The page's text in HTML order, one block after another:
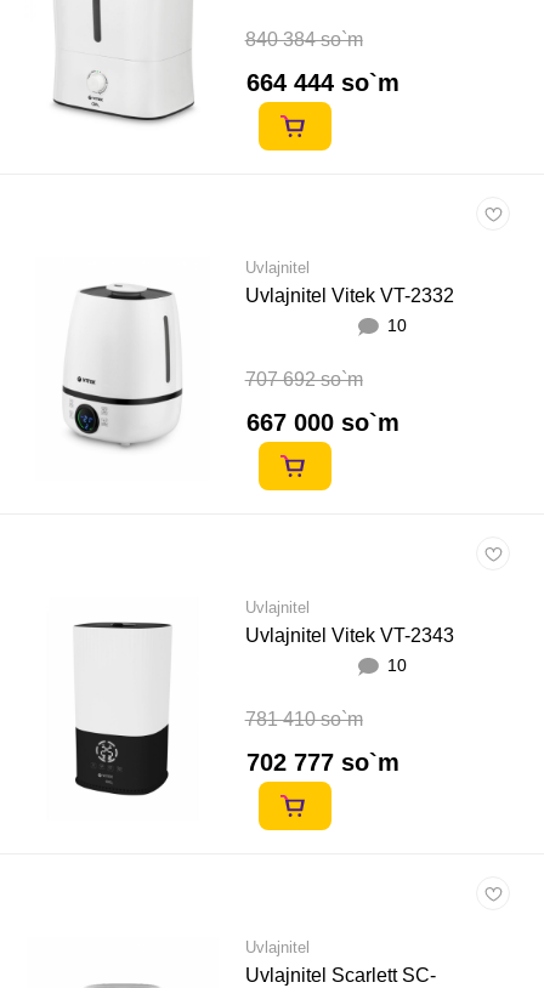
840 384 so`m
664 444 so`m
Uvlajnitel
Uvlajnitel Vitek VT-2332
10
707 692 so`m
667 000 so`m
Uvlajnitel
Uvlajnitel Vitek VT-2343
10
781 410 so`m
702 777 so`m
Uvlajnitel
Uvlajnitel Scarlett SC-